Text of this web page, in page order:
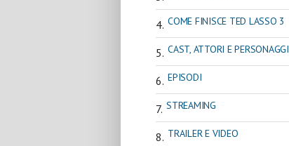
COME FINISCE TED LASSO 3
CAST, ATTORI E PERSONAGGI
EPISODI
STREAMING
TRAILER E VIDEO